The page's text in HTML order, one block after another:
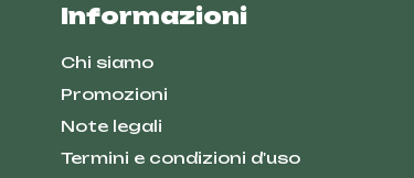
Informazioni
Chi siamo
Promozioni
Note legali
Termini e condizioni d'uso